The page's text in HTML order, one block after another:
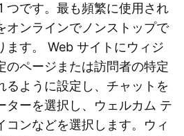
つです。最も頻繁に使用され
オンラインでノンストップで
ます。 Web サイトにウィジ
のページまたは訪問者の特定
るように設定し、チャットを
ターを選択し、ウェルカム テ
コンなどを選択します。ウィ